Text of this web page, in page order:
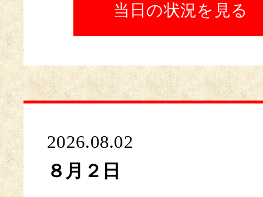
当日の状況を見る
2026.08.02
８月２日